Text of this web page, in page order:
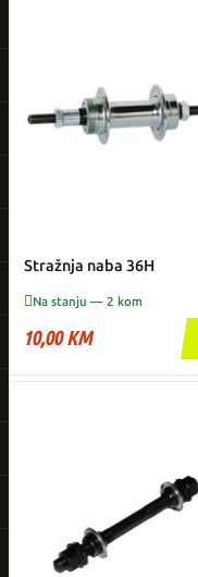
Stražnja naba 36H
Na stanju — 2 kom
10,00 KM